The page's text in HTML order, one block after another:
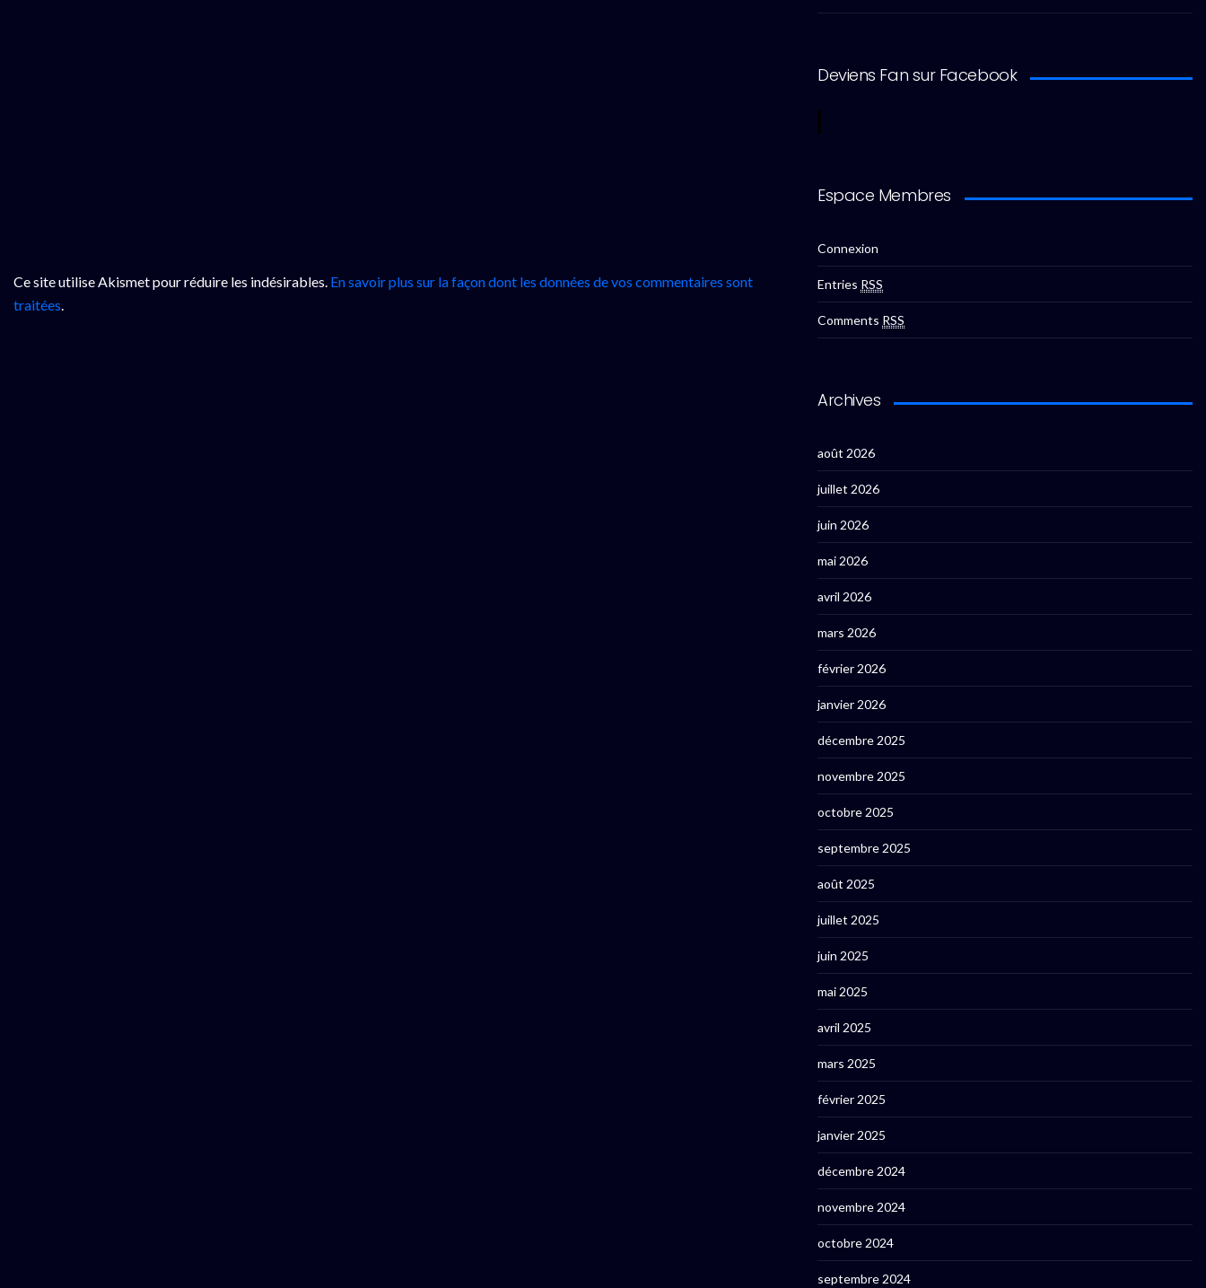
Ce site utilise Akismet pour réduire les indésirables. En savoir plus sur la façon dont les données de vos commentaires sont
traitées.
Deviens Fan sur Facebook
Espace Membres
Connexion
Entries RSS
Comments RSS
Archives
août 2026
juillet 2026
juin 2026
mai 2026
avril 2026
mars 2026
février 2026
janvier 2026
décembre 2025
novembre 2025
octobre 2025
septembre 2025
août 2025
juillet 2025
juin 2025
mai 2025
avril 2025
mars 2025
février 2025
janvier 2025
décembre 2024
novembre 2024
octobre 2024
septembre 2024